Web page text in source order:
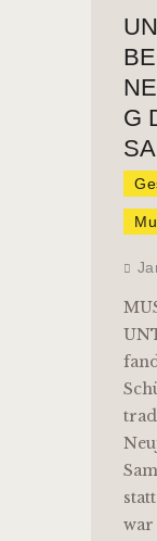
G
war